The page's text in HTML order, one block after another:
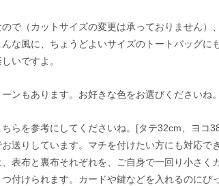
で（カットサイズの変更は承っておりません）
な風に、ちょうどよいサイズのトートバッグ
いですよ。
ンもあります。お好きな色をお選びくださいね。
らを参考にしてくださいね。[タテ32cm、ヨコ
送りしています。マチを付けたい方にも対応
表布と裏布それぞれを、ご自身で一回り小さく
付けられます。カードや鍵などを入れるのにぴ